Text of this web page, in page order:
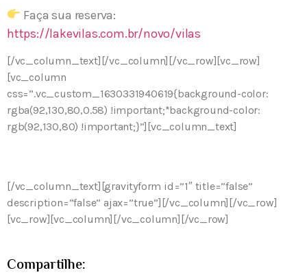
Faça sua reserva:
https://lakevilas.com.br/novo/vilas
[/vc_column_text][/vc_column][/vc_row][vc_row]
[vc_column
css=”.vc_custom_1630331940619{background-color:
rgba(92,130,80,0.58) !important;*background-color:
rgb(92,130,80) !important;}”][vc_column_text]
[/vc_column_text][gravityform id=”1″ title=”false”
description=”false” ajax=”true”][/vc_column][/vc_row]
[vc_row][vc_column][/vc_column][/vc_row]
Compartilhe: